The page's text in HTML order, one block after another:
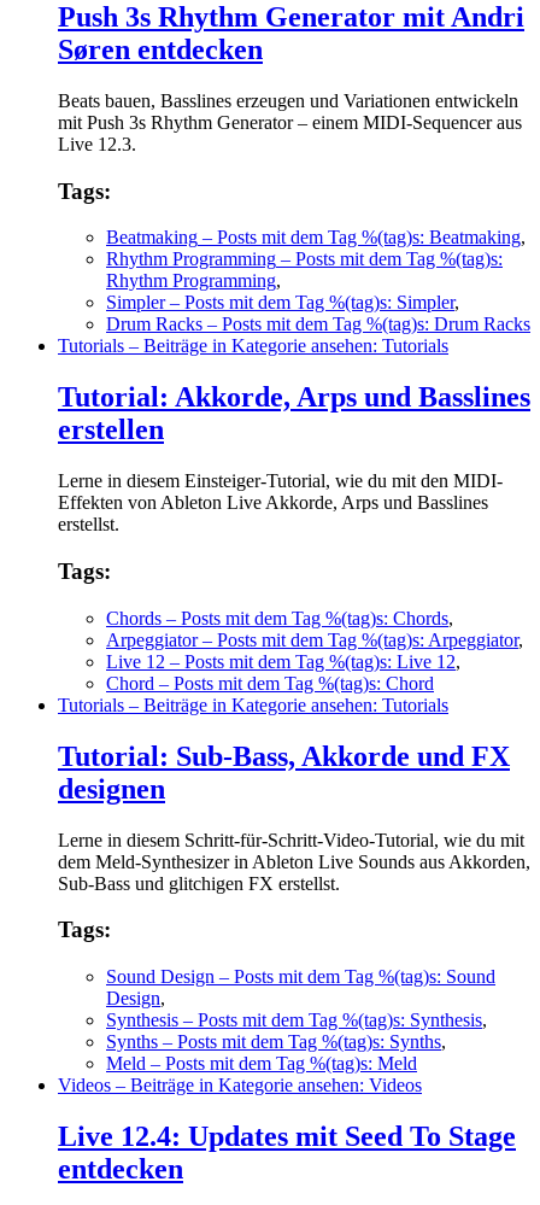
Push 3s Rhythm Generator mit Andri
Søren entdecken
Beats bauen, Basslines erzeugen und Variationen entwickeln
mit Push 3s Rhythm Generator – einem MIDI-Sequencer aus
Live 12.3.
Tags:
Beatmaking – Posts mit dem Tag %(tag)s: Beatmaking,
Rhythm Programming – Posts mit dem Tag %(tag)s:
Rhythm Programming,
Simpler– Posts mit dem Tag %(tag)s: Simpler,
Drum Racks – Posts mit dem Tag %(tag)s: Drum Racks
Tutorials – Beiträge in Kategorie ansehen: Tutorials
Tutorial: Akkorde, Arps und Basslines
erstellen
Lerne in diesem Einsteiger-Tutorial, wie du mit den MIDI-
Effekten von Ableton Live Akkorde, Arps und Basslines
erstellst.
Tags:
Chords – Posts mit dem Tag %(tag)s: Chords,
Arpeggiator– Posts mit dem Tag %(tag)s: Arpeggiator,
Live 12 – Posts mit dem Tag %(tag)s: Live 12,
Chord – Posts mit dem Tag %(tag)s: Chord
Tutorials – Beiträge in Kategorie ansehen: Tutorials
Tutorial: Sub-Bass, Akkorde und FX
designen
Lerne in diesem Schritt-für-Schritt-Video-Tutorial, wie du mit
dem Meld-Synthesizer in Ableton Live Sounds aus Akkorden,
Sub-Bass und glitchigen FX erstellst.
Tags:
Sound Design – Posts mit dem Tag %(tag)s: Sound
Design,
Synthesis – Posts mit dem Tag %(tag)s: Synthesis,
Synths – Posts mit dem Tag %(tag)s: Synths,
Meld – Posts mit dem Tag %(tag)s: Meld
Videos – Beiträge in Kategorie ansehen: Videos
Live 12.4: Updates mit Seed To Stage
entdecken